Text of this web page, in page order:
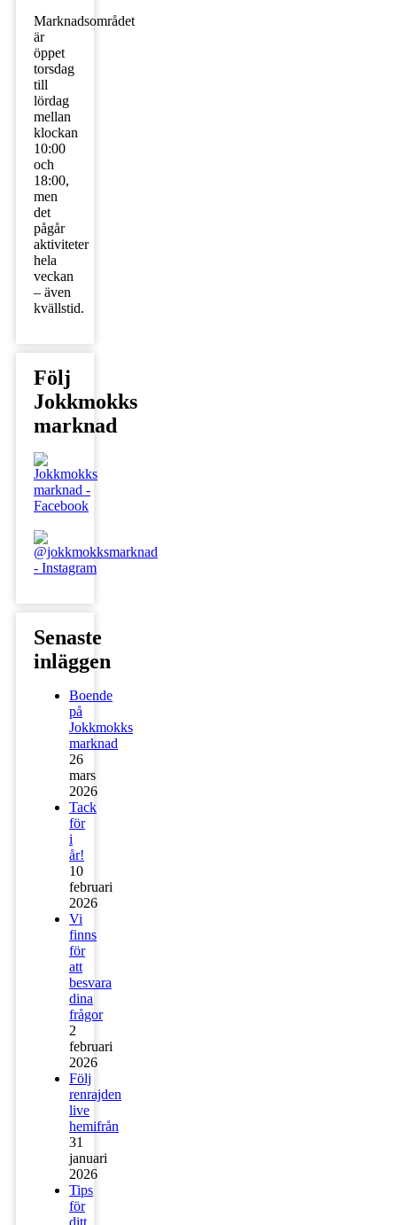
Marknadsområdet
är
öppet
torsdag
till
lördag
mellan
klockan
10:00
och
18:00,
men
det
pågår
aktiviteter
hela
veckan
– även
kvällstid.
Följ
Jokkmokks
marknad
Senaste
inläggen
Boende
på
Jokkmokks
marknad
26
mars
2026
Tack
för
i
år!
10
februari
2026
Vi
finns
för
att
besvara
dina
frågor
2
februari
2026
Följ
renrajden
live
hemifrån
31
januari
2026
Tips
för